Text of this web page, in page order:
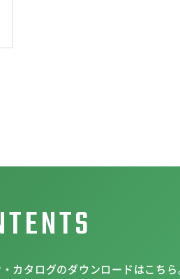
カタログのダウンロードはこち